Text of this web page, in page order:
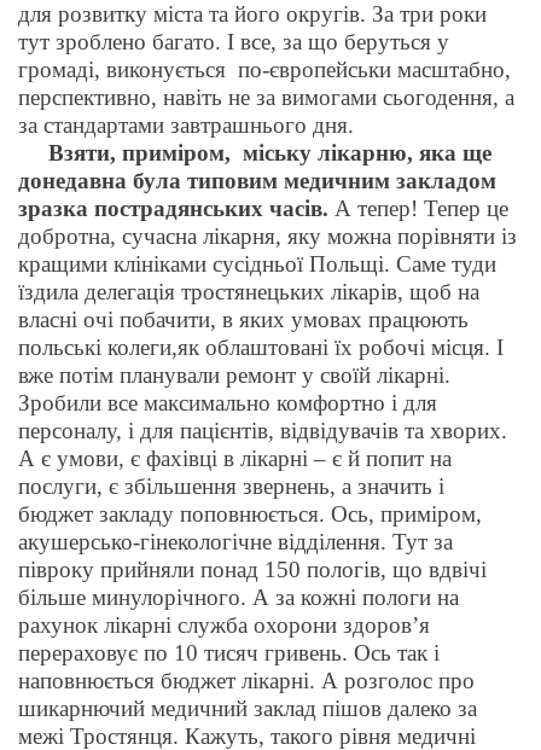
для розвитку міста та його округів. За три роки
тут зроблено багато. І все, за що беруться у
громаді, виконується по-європейськи масштабно,
перспективно, навіть не за вимогами сьогодення, а
за стандартами завтрашнього дня.
Взяти, приміром, міську лікарню, яка ще
донедавна була типовим медичним закладом
зразка пострадянських часів. А тепер! Тепер це
добротна, сучасна лікарня, яку можна порівняти із
кращими клініками сусідньої Польщі. Саме туди
їздила делегація тростянецьких лікарів, щоб на
власні очі побачити, в яких умовах працюють
польські колеги,як облаштовані їх робочі місця. І
вже потім планували ремонт у своїй лікарні.
Зробили все максимально комфортно і для
персоналу, і для пацієнтів, відвідувачів та хворих.
А є умови, є фахівці в лікарні – є й попит на
послуги, є збільшення звернень, а значить і
бюджет закладу поповнюється. Ось, приміром,
акушерсько-гінекологічне відділення. Тут за
півроку прийняли понад 150 пологів, що вдвічі
більше минулорічного. А за кожні пологи на
рахунок лікарні служба охорони здоров’я
перераховує по 10 тисяч гривень. Ось так і
наповнюється бюджет лікарні. А розголос про
шикарнючий медичний заклад пішов далеко за
межі Тростянця. Кажуть, такого рівня медичні